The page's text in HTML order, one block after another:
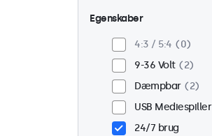
Egenskaber
4:3 / 5:4
0
9-36 Volt
2
Dæmpbar
2
USB Mediespiller
24/7 brug